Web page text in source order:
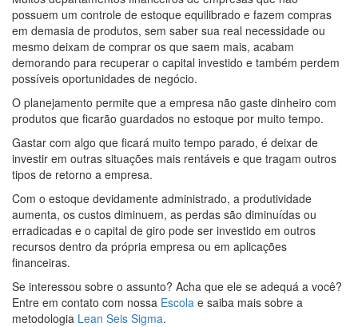
possuem um controle de estoque equilibrado e fazem compras
em demasia de produtos, sem saber sua real necessidade ou
mesmo deixam de comprar os que saem mais, acabam
demorando para recuperar o capital investido e também perdem
possíveis oportunidades de negócio.
O planejamento permite que a empresa não gaste dinheiro com
produtos que ficarão guardados no estoque por muito tempo.
Gastar com algo que ficará muito tempo parado, é deixar de
investir em outras situações mais rentáveis e que tragam outros
tipos de retorno a empresa.
Com o estoque devidamente administrado, a produtividade
aumenta, os custos diminuem, as perdas são diminuídas ou
erradicadas e o capital de giro pode ser investido em outros
recursos dentro da própria empresa ou em aplicações
financeiras.
Se interessou sobre o assunto? Acha que ele se adequá a você?
Entre em contato com nossa Escola e saiba mais sobre a
metodologia Lean Seis Sigma.